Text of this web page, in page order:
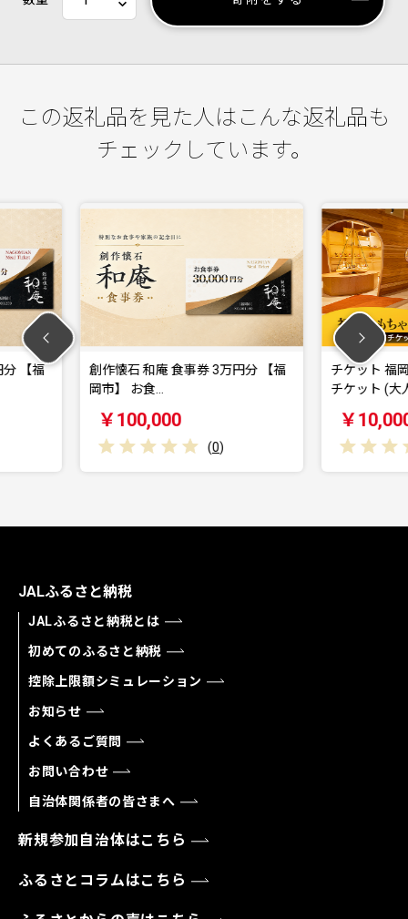
この返礼品を見た人はこんな返礼品も
チェックしています。
和庵 食事券 3万円分 【福
チケット 福岡おもちゃ美術館 ペア
JALふるさと納税
JALふるさと納税とは
初めてのふるさと納税
控除上限額シミュレーション
お知らせ
よくあるご質問
お問い合わせ
自治体関係者の皆さまへ
新規参加自治体はこちら
ふるさとコラムはこちら